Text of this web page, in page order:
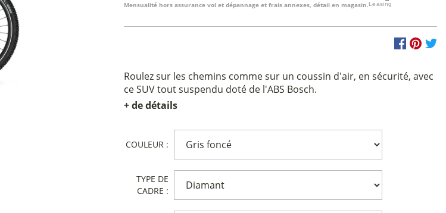
Mensualité hors assurance vol et dépannage et frais annexes, détail en magasin.
Roulez sur les chemins comme sur un coussin d'air, en sécurité, avec
ce SUV tout suspendu doté de l'ABS Bosch.
+ de détails
COULEUR :
TYPE DE
CADRE :